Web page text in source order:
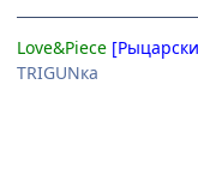
Love&Piece
TRIGUNка